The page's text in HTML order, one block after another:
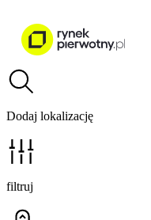
Dodaj lokalizację
filtruj